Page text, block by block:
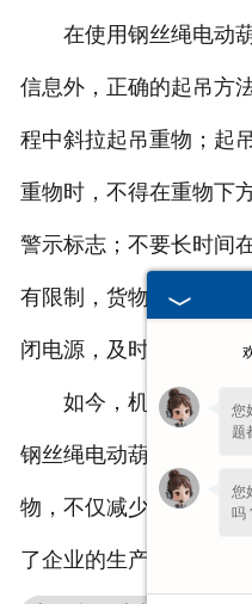
在使用钢丝绳电动葫
信息外，正确的起吊方
程中斜拉起吊重物；起
重物时，不得在重物下
警示标志；不要长时间
有限制，货物不得接触
闭电源，及时清理。
如今，机械化逐渐取
钢丝绳电动葫芦的投入
物，不仅减少了劳动力
了企业的生产，给企业
您
题
您
吗